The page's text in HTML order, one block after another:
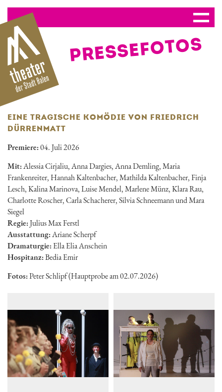
PRESSE­FOTOS
EINE TRAGISCHE KOMÖDIE VON FRIEDRICH
DÜRRENMATT
Premiere:04. Juli 2026
Mit:Alessia Cirjaliu, Anna Dargies, Anna Demling, Maria
Frankenreiter, Hannah Kaltenbacher, Mathilda Kaltenbacher, Finja
Lesch, Kalina Marinova, Luise Mendel, Marlene Münz, Klara Rau,
Charlotte Roscher, Carla Schacherer, Silvia Schneemann und Mara
Siegel
Regie:Julius Max Ferstl
Ausstattung:Ariane Scherpf
Dramaturgie:Ella Elia Anschein
Hospitanz:Bedia Emir
Fotos:Peter Schlipf (Hauptprobe am 02.07.2026)